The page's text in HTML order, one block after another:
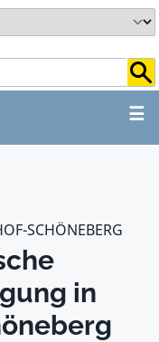
☰
SCHÖNEBERG
in